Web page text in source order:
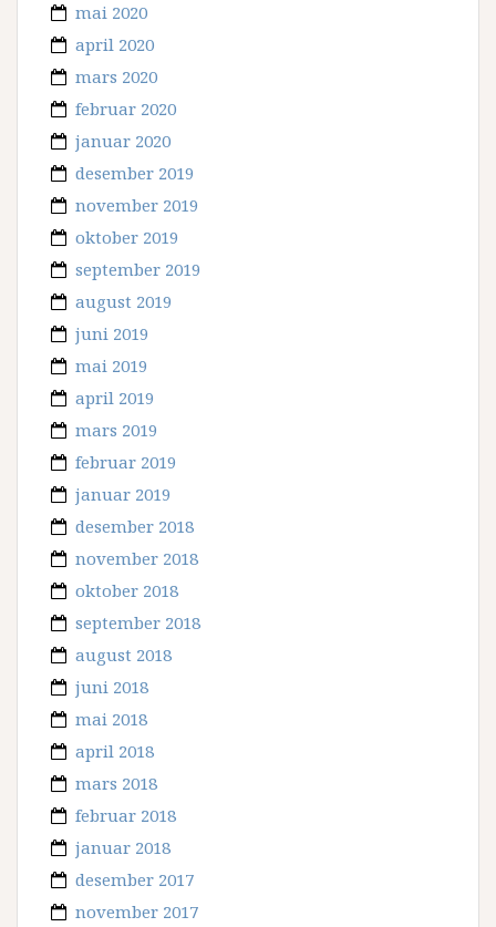
mai 2020
april 2020
mars 2020
februar 2020
januar 2020
desember 2019
november 2019
oktober 2019
september 2019
august 2019
juni 2019
mai 2019
april 2019
mars 2019
februar 2019
januar 2019
desember 2018
november 2018
oktober 2018
september 2018
august 2018
juni 2018
mai 2018
april 2018
mars 2018
februar 2018
januar 2018
desember 2017
november 2017